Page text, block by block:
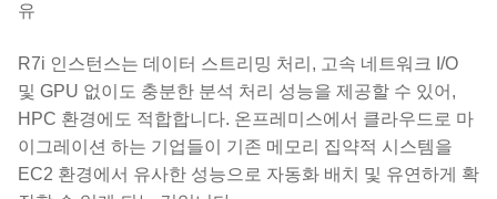
유
R7i 인스턴스는 데이터 스트리밍 처리, 고속 네트워크 I/O
및 GPU 없이도 충분한 분석 처리 성능을 제공할 수 있어,
HPC 환경에도 적합합니다. 온프레미스에서 클라우드로 마
이그레이션 하는 기업들이 기존 메모리 집약적 시스템을
EC2 환경에서 유사한 성능으로 자동화 배치 및 유연하게 확